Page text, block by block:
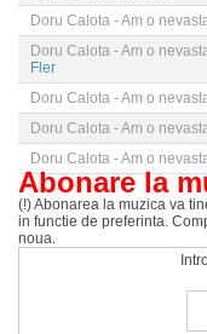
Doru Calota - Am o
Doru Calota - Am o
Fler
Doru Calota - Am o
Doru Calota - Am o
Doru Calota - Am o
Abonare la
(!) Abonarea la muzica va
in functie de preferinta.
noua.